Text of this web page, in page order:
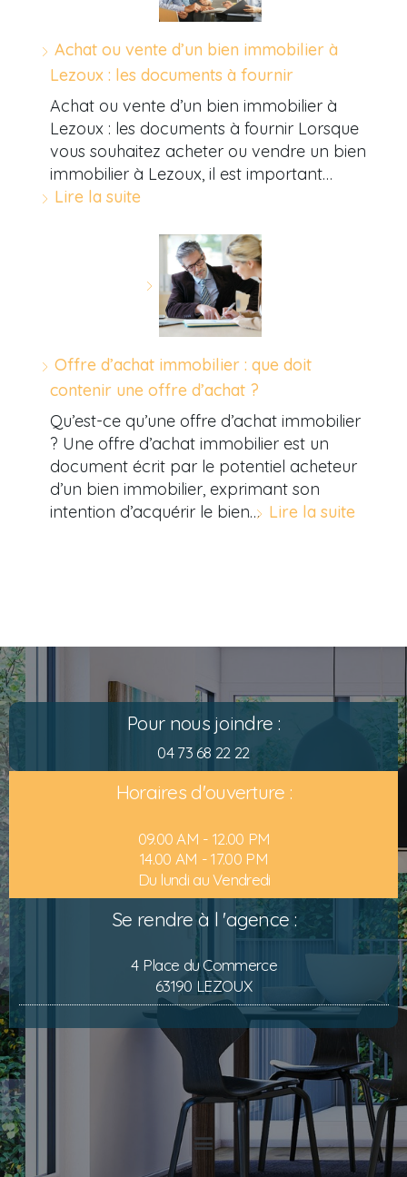
Achat ou vente d’un bien immobilier à
Lezoux : les documents à fournir
Achat ou vente d’un bien immobilier à
Lezoux : les documents à fournir Lorsque
vous souhaitez acheter ou vendre un bien
immobilier à Lezoux, il est important…
Lire la suite
Offre d’achat immobilier : que doit
contenir une offre d’achat ?
Qu’est-ce qu’une offre d’achat immobilier
? Une offre d’achat immobilier est un
document écrit par le potentiel acheteur
d’un bien immobilier, exprimant son
intention d’acquérir le bien… Lire la suite
Pour nous joindre :
04 73 68 22 22
Horaires d'ouverture :
09.00 AM - 12.00 PM
14.00 AM - 17.00 PM
Du lundi au Vendredi
Se rendre à l 'agence :
4 Place du Commerce
63190 LEZOUX